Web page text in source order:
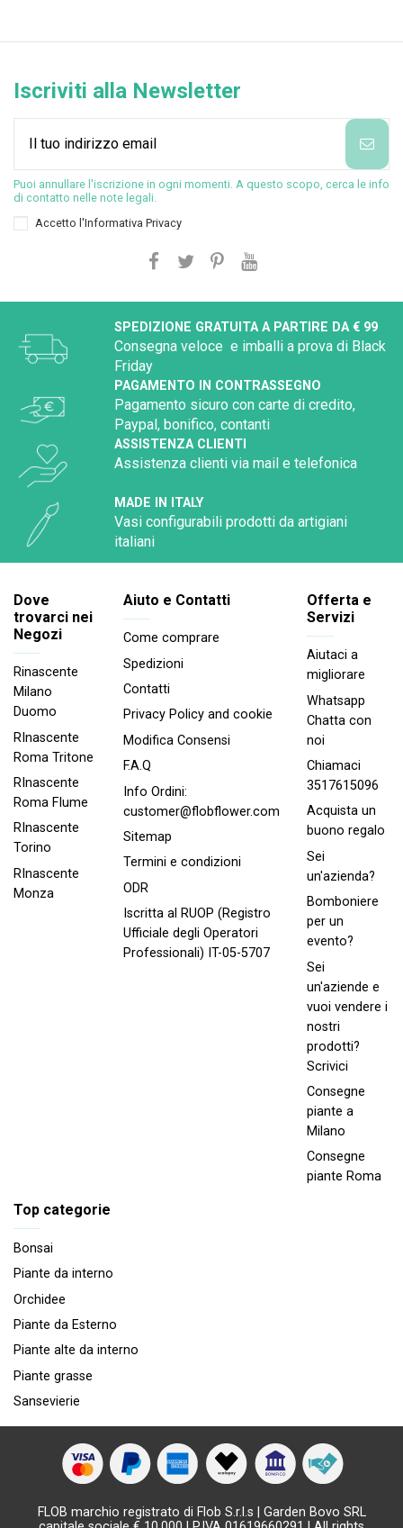
Iscriviti alla Newsletter
Puoi annullare l'iscrizione in ogni momenti. A questo scopo, cerca le info
di contatto nelle note legali.
Accetto l'Informativa Privacy
SPEDIZIONE GRATUITA A PARTIRE DA € 99
Consegna veloce e imballi a prova di Black
Friday
PAGAMENTO IN CONTRASSEGNO
Pagamento sicuro con carte di credito,
Paypal, bonifico, contanti
ASSISTENZA CLIENTI
Assistenza clienti via mail e telefonica
MADE IN ITALY
Vasi configurabili prodotti da artigiani
italiani
Dove
trovarci nei
Negozi
Rinascente
Milano
Duomo
RInascente
Roma Tritone
RInascente
Roma FIume
RInascente
Torino
RInascente
Monza
Aiuto e Contatti
Come comprare
Spedizioni
Contatti
Privacy Policy and cookie
Modifica Consensi
F.A.Q
Info Ordini:
customer@flobflower.com
Sitemap
Termini e condizioni
ODR
Iscritta al RUOP (Registro
Ufficiale degli Operatori
Professionali) IT-05-5707
Offerta e
Servizi
Aiutaci a
migliorare
Whatsapp
Chatta con
noi
Chiamaci
3517615096
Acquista un
buono regalo
Sei
un'azienda?
Bomboniere
per un
evento?
Sei
un'aziende e
vuoi vendere i
nostri
prodotti?
Scrivici
Consegne
piante a
Milano
Consegne
piante Roma
Top categorie
Bonsai
Piante da interno
Orchidee
Piante da Esterno
Piante alte da interno
Piante grasse
Sansevierie
FLOB marchio registrato di Flob S.r.l.s | Garden Bovo SRL